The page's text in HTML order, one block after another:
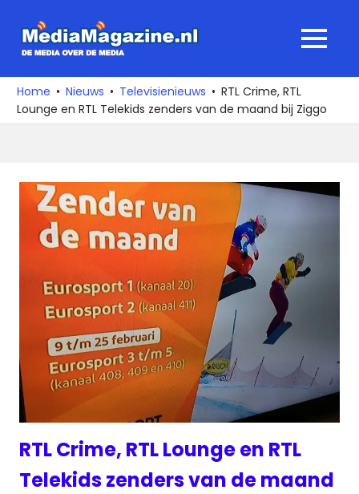
naar
media
over
de
MENU
Home Nieuws Televisienieuws
RTL Crime, RTL
Lounge en RTL Telekids zenders van de maand bij Ziggo
RTL Crime, RTL Lounge en RTL
Telekids zenders van de maand